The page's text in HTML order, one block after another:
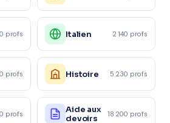
profs Italien 2 140 profs
profs Histoire 5 230 profs
profs
Aide aux
devoirs
18 200 profs